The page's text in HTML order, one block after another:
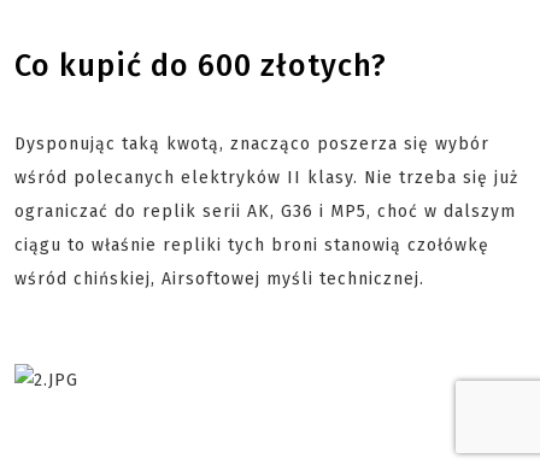
Co kupić do 600 złotych?
Dysponując taką kwotą, znacząco poszerza się wybór
wśród polecanych elektryków II klasy. Nie trzeba się już
ograniczać do replik serii AK, G36 i MP5, choć w dalszym
ciągu to właśnie repliki tych broni stanowią czołówkę
wśród chińskiej, Airsoftowej myśli technicznej.